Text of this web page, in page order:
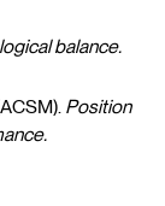
balance.
Position